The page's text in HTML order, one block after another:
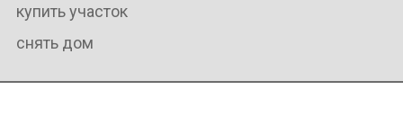
купить участок
снять дом